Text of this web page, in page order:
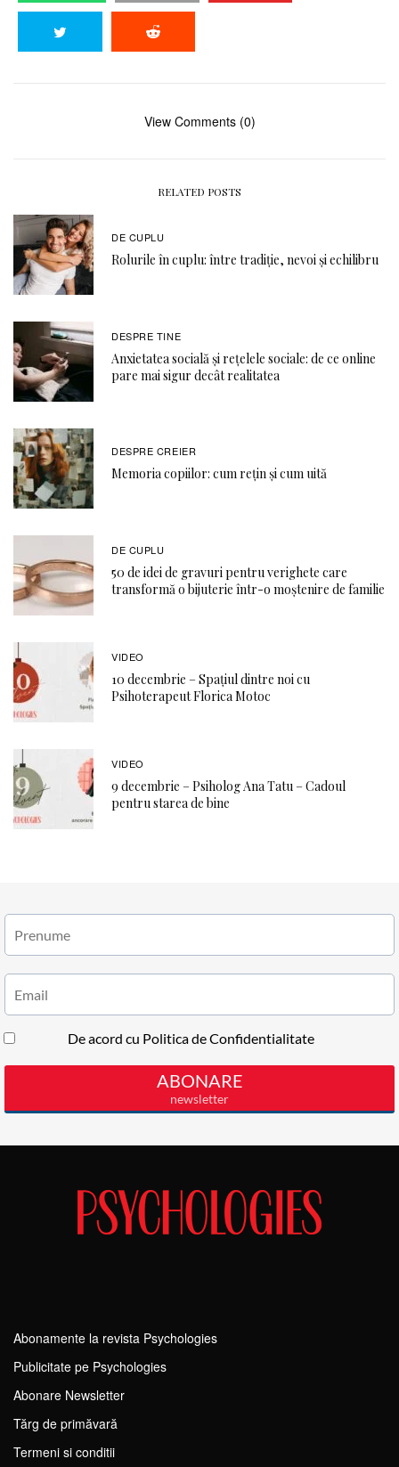
View Comments (0)
RELATED POSTS
DE CUPLU
Rolurile în cuplu: între tradiție, nevoi și echilibru
DESPRE TINE
Anxietatea socială și rețelele sociale: de ce online
pare mai sigur decât realitatea
DESPRE CREIER
Memoria copiilor: cum rețin și cum uită
DE CUPLU
50 de idei de gravuri pentru verighete care
transformă o bijuterie într-o moștenire de familie
VIDEO
10 decembrie – Spațiul dintre noi cu
Psihoterapeut Florica Motoc
VIDEO
9 decembrie – Psiholog Ana Tatu – Cadoul
pentru starea de bine
Abonamente la revista Psychologies
Publicitate pe Psychologies
Abonare Newsletter
Tărg de primăvară
Termeni si conditii